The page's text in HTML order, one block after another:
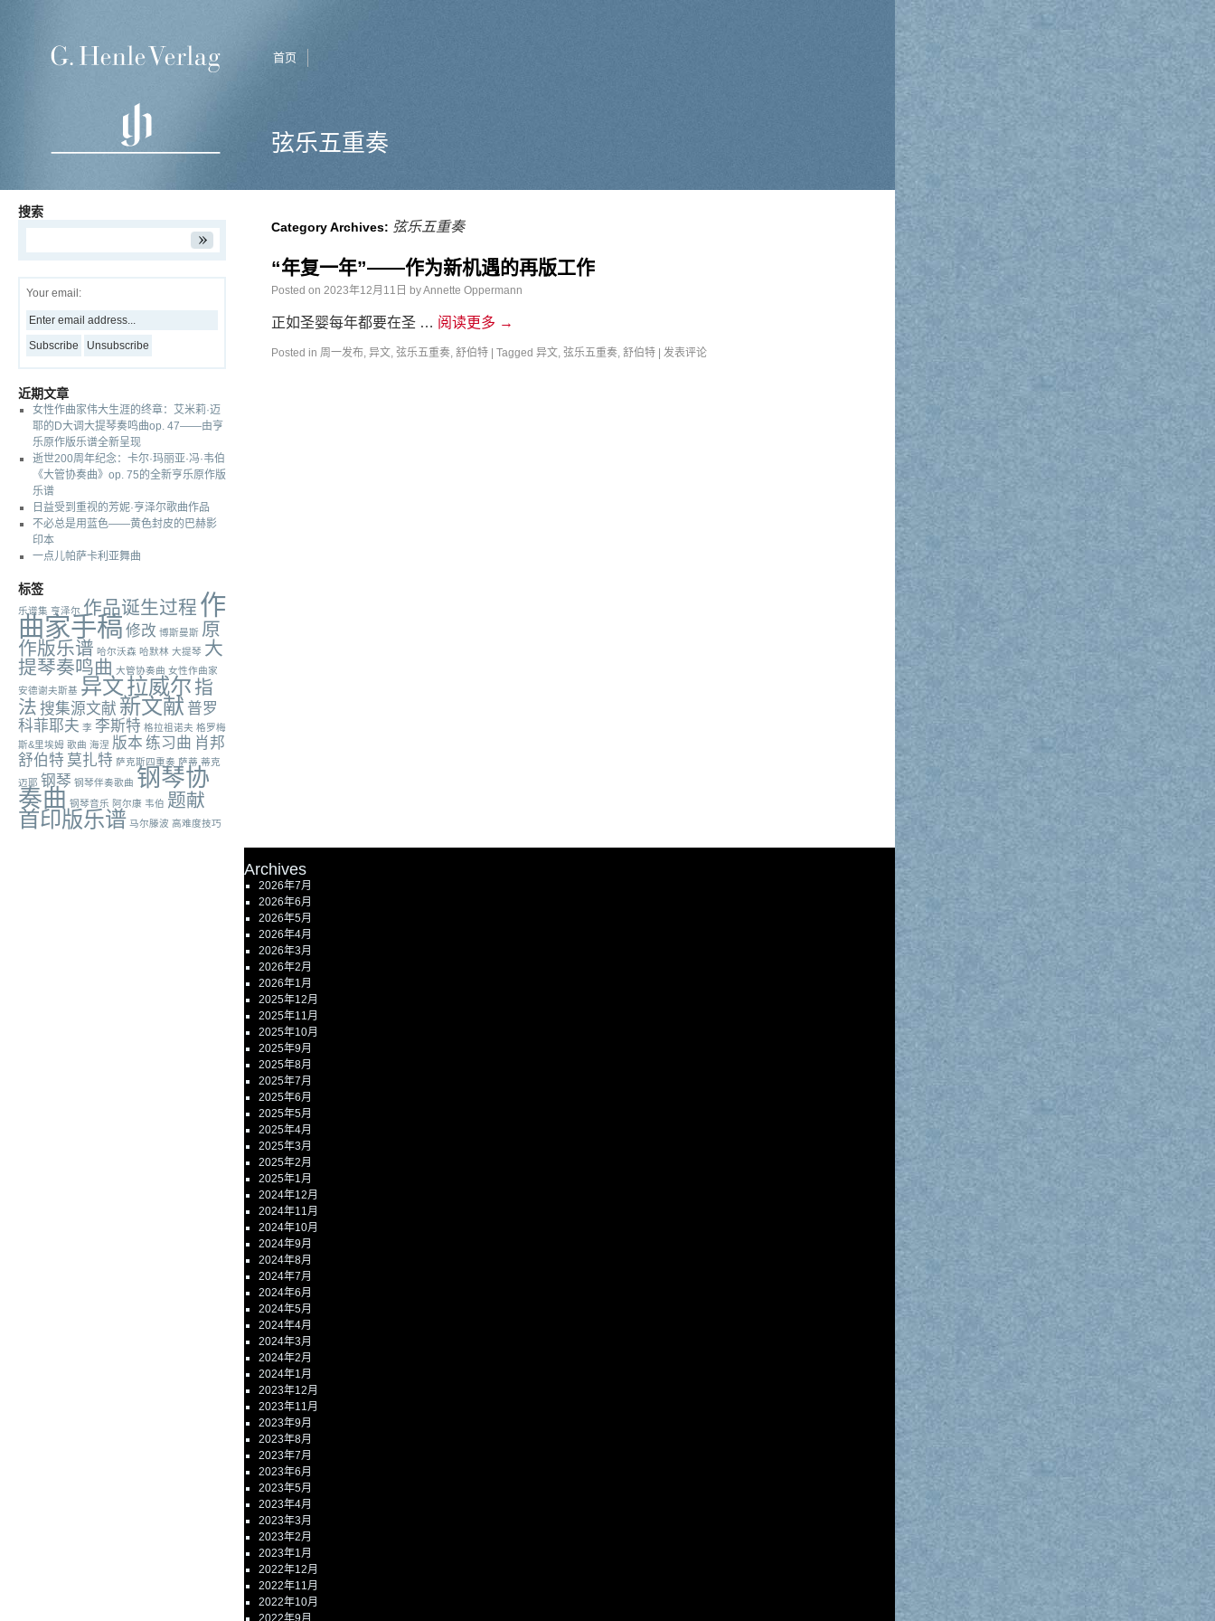
首页
弦乐五重奏
Category Archives: 弦乐五重奏
“年复一年”——作为新机遇的再版工作
Posted on 2023年12月11日 byAnnette Oppermann
正如圣婴每年都要在圣 … 阅读更多 →
Posted in 周一发布, 异文, 弦乐五重奏, 舒伯特 Tagged 异文, 弦乐五重奏, 舒伯特 发表评论
搜索
Your email:
近期文章
女性作曲家伟大生涯的终章：艾米莉·迈
耶的D大调大提琴奏鸣曲op. 47——由亨
乐原作版乐谱全新呈现
逝世200周年纪念：卡尔·玛丽亚·冯·韦伯
《大管协奏曲》op. 75的全新亨乐原作版
乐谱
日益受到重视的芳妮·亨泽尔歌曲作品
不必总是用蓝色——黄色封皮的巴赫影
印本
一点儿帕萨卡利亚舞曲
标签
乐谱集 亨泽尔 作品诞生过程 作
曲家手稿 修改 博斯曼斯 原
作版乐谱 哈尔沃森 哈默林 大提琴 大
提琴奏鸣曲 大管协奏曲 女性作曲家
安德谢夫斯基 异文拉威尔 指
法 搜集源文献 新文献 普罗
科菲耶夫 李 李斯特 格拉祖诺夫 格罗梅
斯&里埃姆 歌曲 海涅 版本 练习曲 肖邦
舒伯特 莫扎特 萨克斯四重奏 萨蒂 蒂克
迈耶 钢琴 钢琴伴奏歌曲 钢琴协
奏曲 钢琴音乐 阿尔康 韦伯 题献
首印版乐谱 马尔滕波 高难度技巧
Archives
2026年7月
2026年6月
2026年5月
2026年4月
2026年3月
2026年2月
2026年1月
2025年12月
2025年11月
2025年10月
2025年9月
2025年8月
2025年7月
2025年6月
2025年5月
2025年4月
2025年3月
2025年2月
2025年1月
2024年12月
2024年11月
2024年10月
2024年9月
2024年8月
2024年7月
2024年6月
2024年5月
2024年4月
2024年3月
2024年2月
2024年1月
2023年12月
2023年11月
2023年9月
2023年8月
2023年7月
2023年6月
2023年5月
2023年4月
2023年3月
2023年2月
2023年1月
2022年12月
2022年11月
2022年10月
2022年9月